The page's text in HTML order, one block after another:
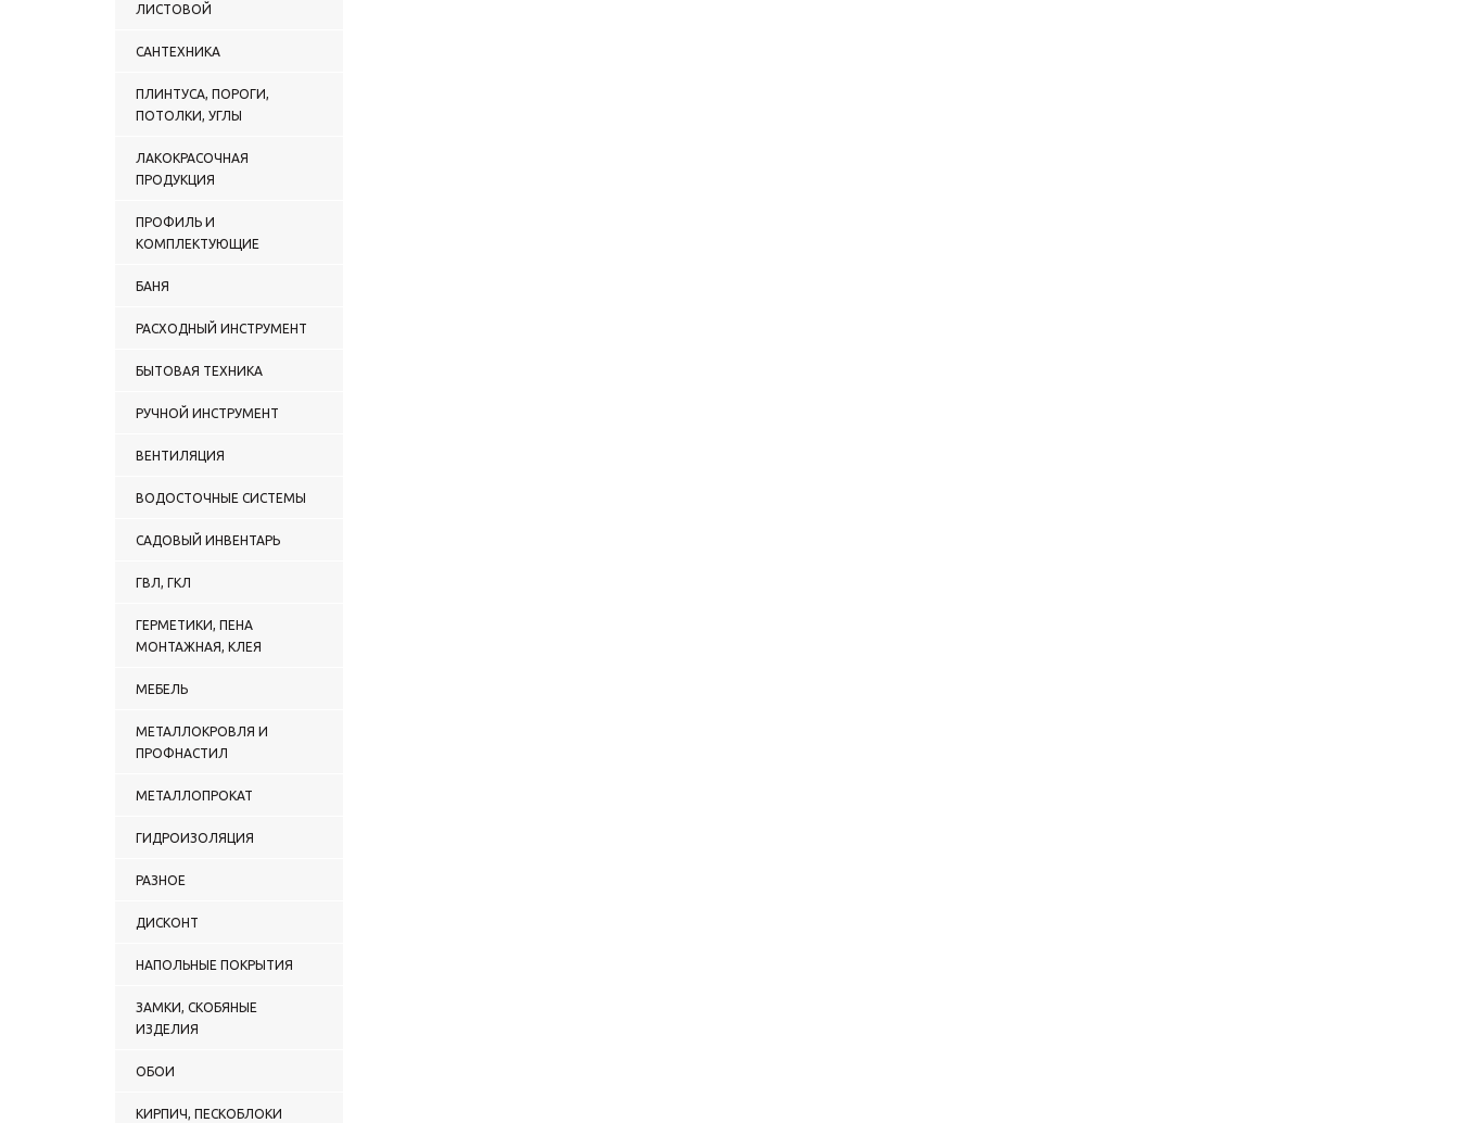
ЛИСТОВОЙ
САНТЕХНИКА
ПЛИНТУСА, ПОРОГИ,
ПОТОЛКИ, УГЛЫ
ЛАКОКРАСОЧНАЯ
ПРОДУКЦИЯ
ПРОФИЛЬ И
КОМПЛЕКТУЮЩИЕ
БАНЯ
РАСХОДНЫЙ ИНСТРУМЕНТ
БЫТОВАЯ ТЕХНИКА
РУЧНОЙ ИНСТРУМЕНТ
ВЕНТИЛЯЦИЯ
ВОДОСТОЧНЫЕ СИСТЕМЫ
САДОВЫЙ ИНВЕНТАРЬ
ГВЛ, ГКЛ
ГЕРМЕТИКИ, ПЕНА
МОНТАЖНАЯ, КЛЕЯ
МЕБЕЛЬ
МЕТАЛЛОКРОВЛЯ И
ПРОФНАСТИЛ
МЕТАЛЛОПРОКАТ
ГИДРОИЗОЛЯЦИЯ
РАЗНОЕ
ДИСКОНТ
НАПОЛЬНЫЕ ПОКРЫТИЯ
ЗАМКИ, СКОБЯНЫЕ
ИЗДЕЛИЯ
ОБОИ
КИРПИЧ, ПЕСКОБЛОКИ